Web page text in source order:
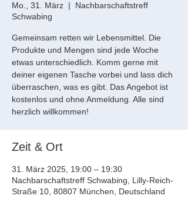
Mo., 31. März
  |
Nachbarschaftstreff
Schwabing
Gemeinsam retten wir Lebensmittel. Die
Produkte und Mengen sind jede Woche
etwas unterschiedlich. Komm gerne mit
deiner eigenen Tasche vorbei und lass dich
überraschen, was es gibt. Das Angebot ist
kostenlos und ohne Anmeldung. Alle sind
herzlich willkommen!
Zeit & Ort
31. März 2025, 19:00 – 19:30
Nachbarschaftstreff Schwabing, Lilly-Reich-
Straße 10, 80807 München, Deutschland